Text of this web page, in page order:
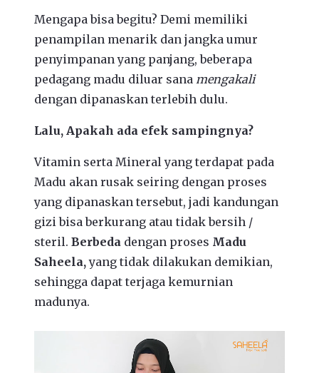
Mengapa bisa begitu? Demi memiliki
penampilan menarik dan jangka umur
penyimpanan yang panjang, beberapa
pedagang madu diluar sana mengakali
dengan dipanaskan terlebih dulu.
Lalu, Apakah ada efek sampingnya?
Vitamin serta Mineral yang terdapat pada
Madu akan rusak seiring dengan proses
yang dipanaskan tersebut, jadi kandungan
gizi bisa berkurang atau tidak bersih /
steril. Berbeda dengan proses Madu
Saheela,yang tidak dilakukan demikian,
sehingga dapat terjaga kemurnian
madunya.